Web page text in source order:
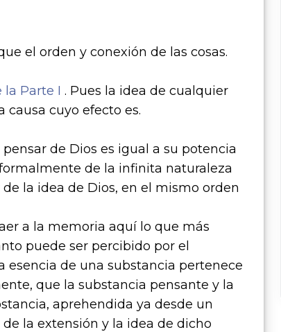
el orden y conexión de las cosas.
la Parte I . Pues la idea de cualquier
cuyo efecto es.
de Dios es igual a su potencia
de la infinita naturaleza
la idea de Dios, en el mismo orden
a la memoria aquí lo que más
puede ser percibido por el
de una substancia pertenece
que la substancia pensante y la
aprehendida ya desde un
la extensión y la idea de dicho